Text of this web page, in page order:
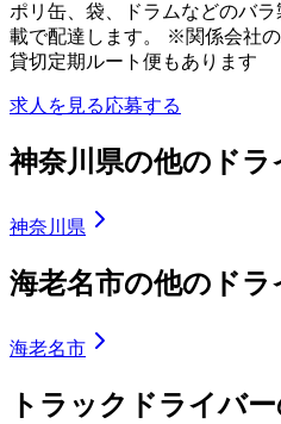
ポリ缶、袋、ドラムなどのバ
載で配達します。 ※関係会社
貸切定期ルート便もあります
求人を見る応募する
神奈川県の他のド
神奈川県
海老名市の他のド
海老名市
トラックドライバ